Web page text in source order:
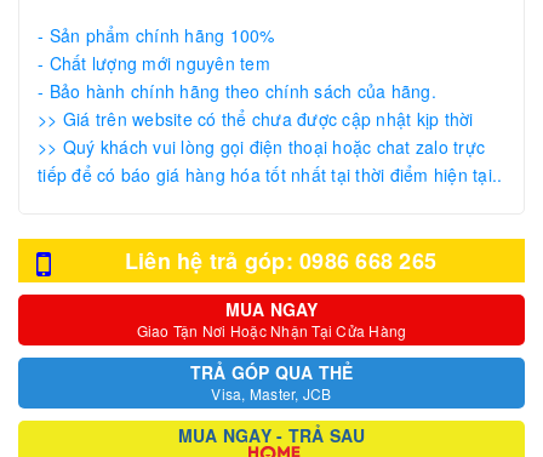
- Sản phẩm chính hãng 100%
- Chất lượng mới nguyên tem
- Bảo hành chính hãng theo chính sách của hãng.
>> Giá trên website có thể chưa được cập nhật kịp thời
>> Quý khách vui lòng gọi điện thoại hoặc chat zalo trực
tiếp để có báo giá hàng hóa tốt nhất tại thời điểm hiện tại..
Liên hệ trả góp: 0986 668 265
MUA NGAY
Giao Tận Nơi Hoặc Nhận Tại Cửa Hàng
TRẢ GÓP QUA THẺ
Visa, Master, JCB
MUA NGAY - TRẢ SAU